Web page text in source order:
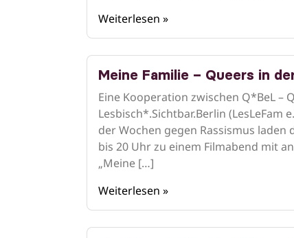
Weiterlesen »
Meine Familie – Queers in
Eine Kooperation zwischen Q*BeL –
Lesbisch*.Sichtbar.Berlin (LesLeFam
der Wochen gegen Rassismus laden
bis 20 Uhr zu einem Filmabend mit
„Meine […]
Weiterlesen »